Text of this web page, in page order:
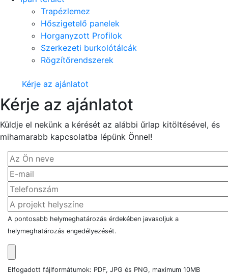
Trapézlemez
Hőszigetelő panelek
Horganyzott Profilok
Szerkezeti burkolótálcák
Rögzítőrendszerek
Kérje az ajánlatot
Kérje az ajánlatot
Küldje el nekünk a kérését az alábbi űrlap kitöltésével, és
mihamarabb kapcsolatba lépünk Önnel!
A pontosabb helymeghatározás érdekében javasoljuk a
helymeghatározás engedélyezését.
Elfogadott fájlformátumok: PDF, JPG és PNG, maximum 10MB